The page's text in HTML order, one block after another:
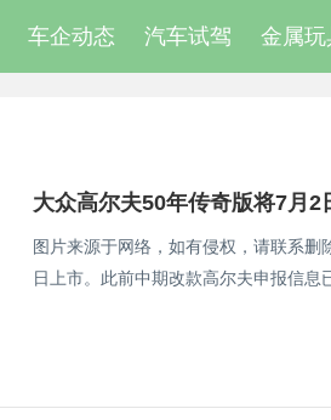
车企动态 汽车试驾 金属玩
大众高尔夫50年传奇版将7月2
图片来源于网络，如有侵权，请联系
日上市。此前中期改款高尔夫申报信息